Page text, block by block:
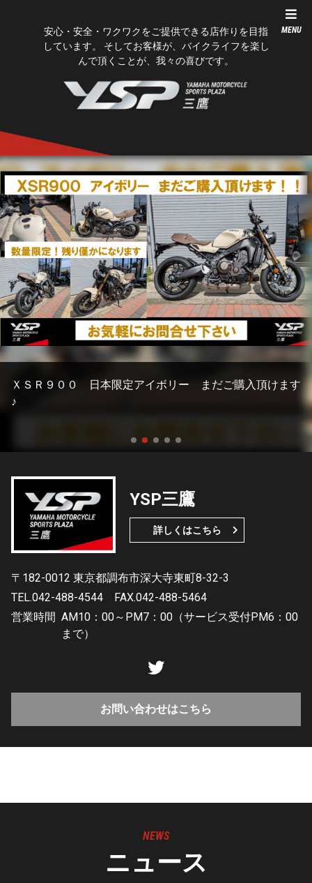
MENU
安心・安全・ワクワクをご提供できる店作りを目指
しています。 そしてお客様が、バイクライフを楽し
んで頂くことが、我々の喜びです。
ＸＳＲ９００ 日本限定アイボリー まだご購入頂けます
♪
YSP三鷹
詳しくはこちら
〒182-0012 東京都調布市深大寺東町8-32-3
TEL.042-488-4544
FAX.042-488-5464
営業時間 AM10：00～PM7：00（サービス受付PM6：00
まで）
お問い合わせはこちら
NEWS
ニュース